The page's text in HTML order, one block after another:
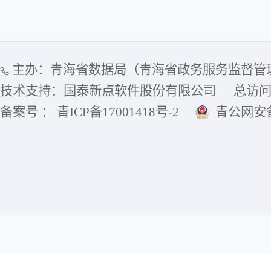
主办：青海省数据局（青海省政务服务监督管
技术支持：国泰新点软件股份有限公司
总访
备案号 ： 青ICP备17001418号-2
青公网安